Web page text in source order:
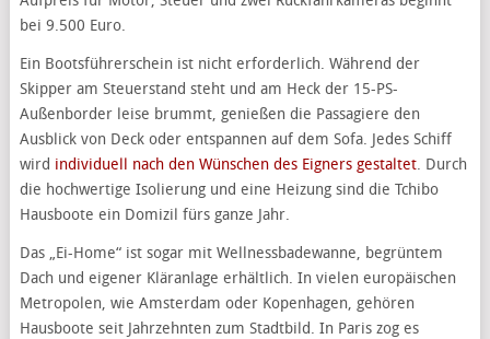
bei 9.500 Euro.
Ein Bootsführerschein ist nicht erforderlich. Während der
Skipper am Steuerstand steht und am Heck der 15-PS-
Außenborder leise brummt, genießen die Passagiere den
Ausblick von Deck oder entspannen auf dem Sofa. Jedes Schiff
wird individuell nach den Wünschen des Eigners gestaltet. Durch
die hochwertige Isolierung und eine Heizung sind die Tchibo
Hausboote ein Domizil fürs ganze Jahr.
Das „Ei-Home“ ist sogar mit Wellnessbadewanne, begrüntem
Dach und eigener Kläranlage erhältlich. In vielen europäischen
Metropolen, wie Amsterdam oder Kopenhagen, gehören
Hausboote seit Jahrzehnten zum Stadtbild. In Paris zog es